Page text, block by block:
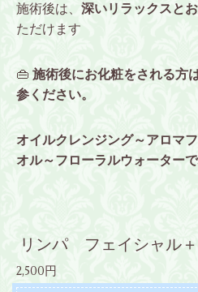
施術後は、 深いリラックスと
ただけます
👜 施術後にお化粧をされる方
参ください。
オイルクレンジング～アロマ
オル～フローラルウォーター
リンパ フェイシャル
2,500円